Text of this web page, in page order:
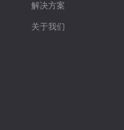
解决方案
关于我们